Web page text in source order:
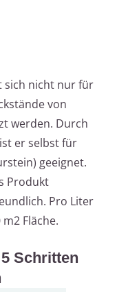
sich nicht nur für
von
werden. Durch
er selbst für
geeignet.
Produkt
Pro Liter
Fläche.
Schritten